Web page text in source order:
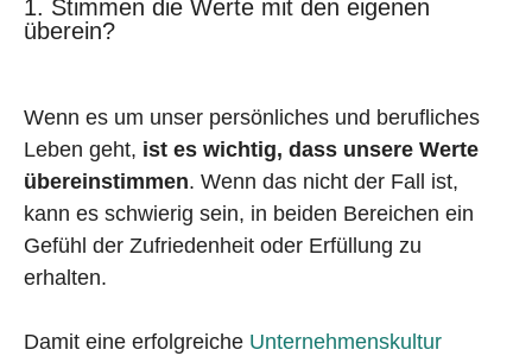
1. Stimmen die Werte mit den eigenen
überein?
Wenn es um unser persönliches und berufliches
Leben geht, ist es wichtig, dass unsere Werte
übereinstimmen. Wenn das nicht der Fall ist,
kann es schwierig sein, in beiden Bereichen ein
Gefühl der Zufriedenheit oder Erfüllung zu
erhalten.
Damit eine erfolgreiche Unternehmenskultur